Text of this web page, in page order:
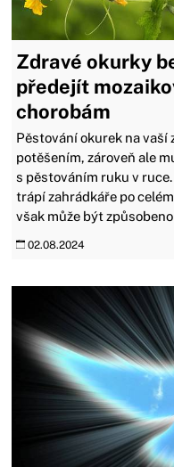
Zdravé okurky
předejít
chorobám
Pěstování okurek na vaší
potěšením, zároveň ale
s pěstováním ruku v
trápí zahrádkáře po
však může být
02.08.2024